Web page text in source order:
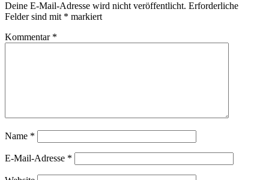
Deine E-Mail-Adresse wird nicht veröffentlicht. Erforderliche
Felder sind mit * markiert
Kommentar *
Name *
E-Mail-Adresse *